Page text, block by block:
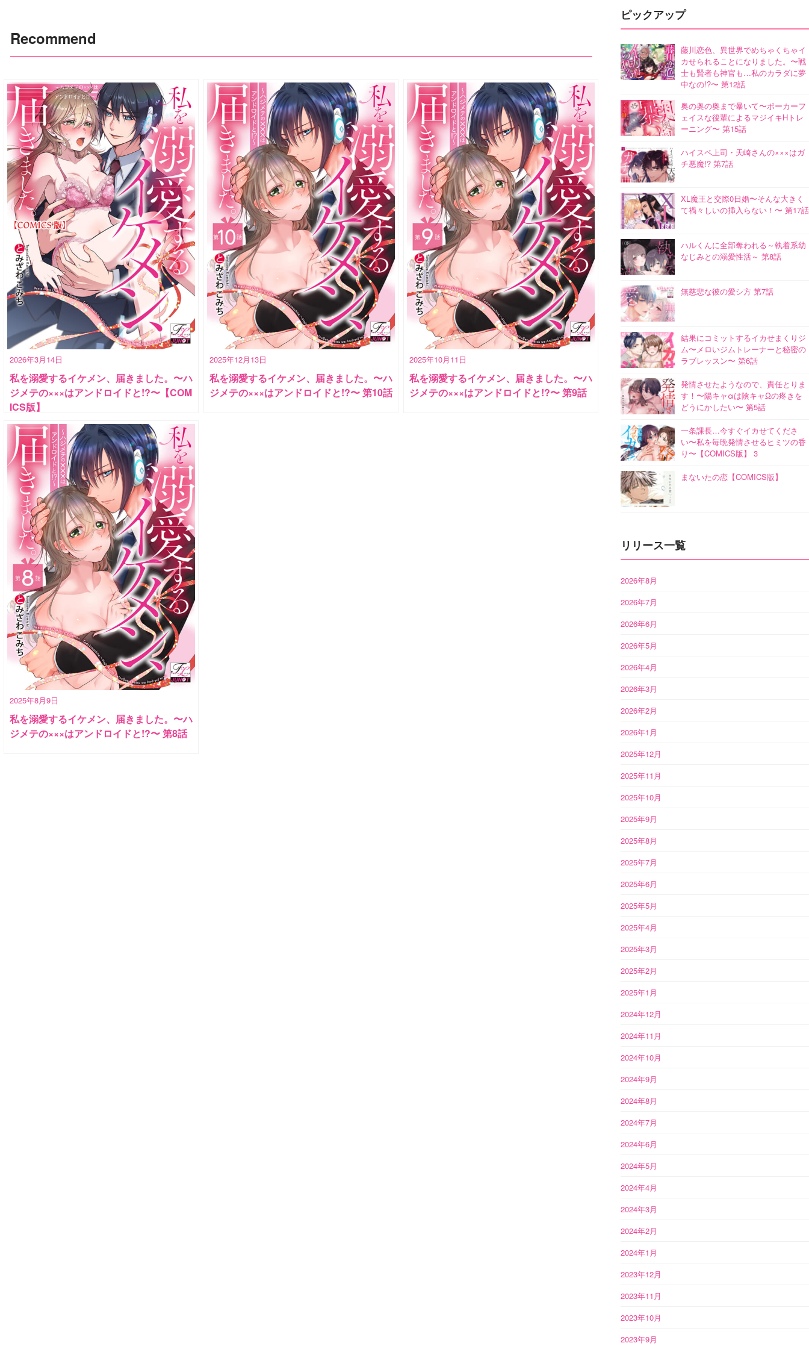
Recommend
2026年3月14日
私を溺愛するイケメン、届きました。〜ハ
ジメテの×××はアンドロイドと!?〜【COM
ICS版】
2025年12月13日
私を溺愛するイケメン、届きました。〜ハ
ジメテの×××はアンドロイドと!?〜 第10話
2025年10月11日
私を溺愛するイケメン、届きました。〜ハ
ジメテの×××はアンドロイドと!?〜 第9話
2025年8月9日
私を溺愛するイケメン、届きました。〜ハ
ジメテの×××はアンドロイドと!?〜 第8話
ピックアップ
藤川恋色、異世界でめちゃくちゃイ
カせられることになりました。〜戦
士も賢者も神官も…私のカラダに夢
中なの!?〜 第12話
奥の奥の奥まで暴いて〜ポーカーフ
ェイスな後輩によるマジイキHトレ
ーニング〜 第15話
ハイスペ上司・天崎さんの×××はガ
チ悪魔!? 第7話
XL魔王と交際0日婚〜そんな大きく
て禍々しいの挿入らない！〜 第17話
ハルくんに全部奪われる～執着系幼
なじみとの溺愛性活～ 第8話
無慈悲な彼の愛シ方 第7話
結果にコミットするイカせまくりジ
ム〜メロいジムトレーナーと秘密の
ラブレッスン〜 第6話
発情させたようなので、責任とりま
す！〜陽キャαは陰キャΩの疼きを
どうにかしたい〜 第5話
一条課長…今すぐイカせてくださ
い〜私を毎晩発情させるヒミツの香
り〜【COMICS版】 3
まないたの恋【COMICS版】
リリース一覧
2026年8月
2026年7月
2026年6月
2026年5月
2026年4月
2026年3月
2026年2月
2026年1月
2025年12月
2025年11月
2025年10月
2025年9月
2025年8月
2025年7月
2025年6月
2025年5月
2025年4月
2025年3月
2025年2月
2025年1月
2024年12月
2024年11月
2024年10月
2024年9月
2024年8月
2024年7月
2024年6月
2024年5月
2024年4月
2024年3月
2024年2月
2024年1月
2023年12月
2023年11月
2023年10月
2023年9月